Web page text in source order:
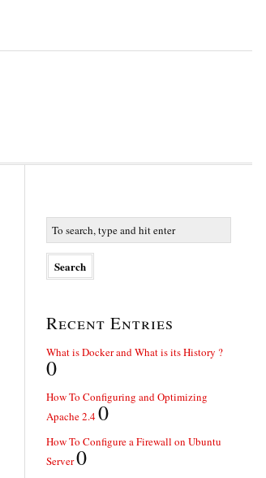
Recent Entries
What is Docker and What is its History ?
0
How To Configuring and Optimizing
Apache 2.40
How To Configure a Firewall on Ubuntu
Server0